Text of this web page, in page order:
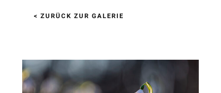
< ZURÜCK ZUR GALERIE